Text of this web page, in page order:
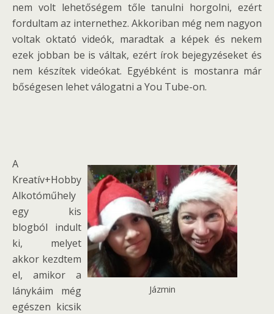
nem volt lehetőségem tőle tanulni horgolni, ezért
fordultam az internethez. Akkoriban még nem nagyon
voltak oktató videók, maradtak a képek és nekem
ezek jobban be is váltak, ezért írok bejegyzéseket és
nem készítek videókat. Egyébként is mostanra már
bőségesen lehet válogatni a You Tube-on.
Jázmin
A
Kreatív+Hobby
Alkotóműhely
egy kis
blogból indult
ki, melyet
akkor kezdtem
el, amikor a
lánykáim még
egészen kicsik